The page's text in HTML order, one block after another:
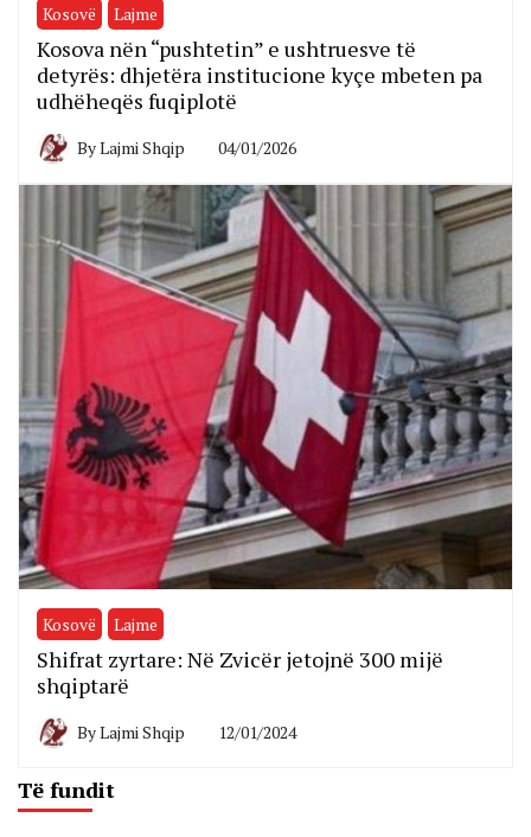
Kosovë Lajme
Kosova nën “pushtetin” e ushtruesve të
detyrës: dhjetëra institucione kyçe mbeten pa
udhëheqës fuqiplotë
ByLajmi Shqip 04/01/2026
Kosovë Lajme
Shifrat zyrtare: Në Zvicër jetojnë 300 mijë
shqiptarë
ByLajmi Shqip 12/01/2024
Të fundit